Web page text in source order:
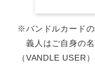
※バンドルカード
義人はご自身の
（VANDLE USER